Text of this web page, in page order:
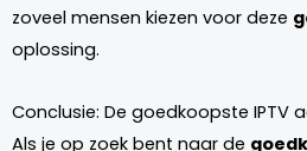
zoveel mensen kiezen voor deze
oplossing.
Conclusie: De goedkoopste IPTV
Als je op zoek bent naar de